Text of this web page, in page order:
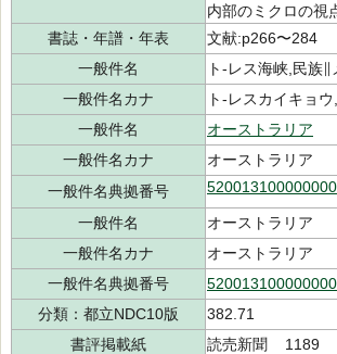
内部のミクロの視
書誌・年譜・年表
文献:p266〜284
一般件名
ト-レス海峡,民族
一般件名カナ
ト-レスカイキョ
一般件名
オーストラリア
一般件名カナ
オーストラリア
一般件名典拠番号
520013100000000
一般件名
オーストラリア
一般件名カナ
オーストラリア
一般件名典拠番号
520013100000000
分類：都立NDC10版
382.71
書評掲載紙
読売新聞 1189